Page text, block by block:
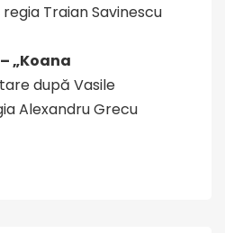
Traian Savinescu
„Koana
după Vasile
Alexandru Grecu